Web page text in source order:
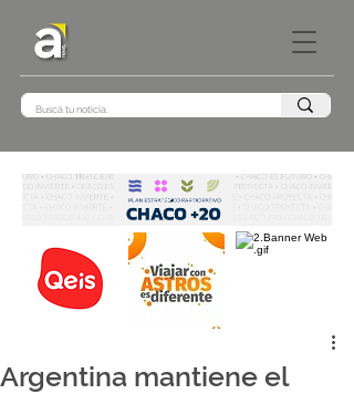
Argentina mantiene el